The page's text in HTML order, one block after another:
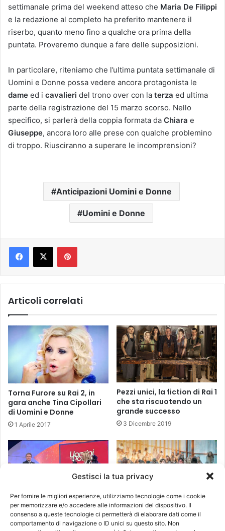
Gestisci la tua privacy
Per fornire le migliori esperienze, utilizziamo tecnologie come i cookie
per memorizzare e/o accedere alle informazioni del dispositivo. Il
consenso a queste tecnologie ci permetterà di elaborare dati come il
comportamento di navigazione o ID unici su questo sito. Non
settimanale prima del weekend atteso che Maria De Filippi
e la redazione al completo ha preferito mantenere il
riserbo, quanto meno fino a qualche ora prima della
puntata. Proveremo dunque a fare delle supposizioni.
In particolare, riteniamo che l’ultima puntata settimanale di
Uomini e Donne possa vedere ancora protagonista le
dame ed i cavalieri del trono over con la terza ed ultima
parte della registrazione del 15 marzo scorso. Nello
specifico, si parlerà della coppia formata da Chiara e
Giuseppe, ancora loro alle prese con qualche problemino
di troppo. Riusciranno a superare le incomprensioni?
Anticipazioni Uomini e Donne
Uomini e Donne
Pinterest
Articoli correlati
Torna Furore su Rai 2, in
gara anche Tina Cipollari
di Uomini e Donne
1 Aprile 2017
Pezzi unici, la fiction di Rai 1
che sta riscuotendo un
grande successo
3 Dicembre 2019
Uomini e Donne.
Anticipazioni di domani,
venerdì 31 marzo: ancora
Anticipazioni The Walking
Dead 8. Ci sarà l’ottava